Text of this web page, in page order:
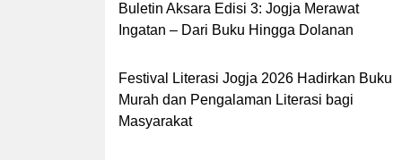
Buletin Aksara Edisi 3: Jogja Merawat
Ingatan – Dari Buku Hingga Dolanan
Festival Literasi Jogja 2026 Hadirkan Buku
Murah dan Pengalaman Literasi bagi
Masyarakat